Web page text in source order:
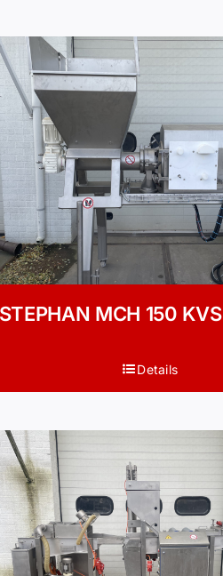
STEPHAN MCH 150 KVS
Details